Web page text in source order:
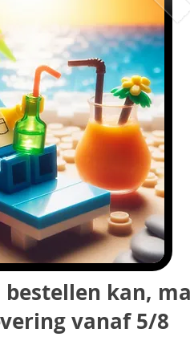
kan,
vanaf 5/8